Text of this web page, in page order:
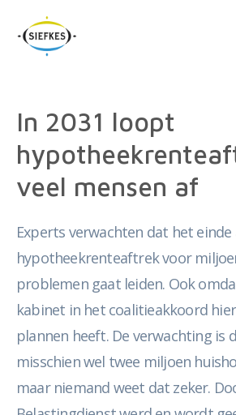
In 2031 loopt
veel mensen af
Experts verwachten dat het einde
hypotheekrenteaftrek voor
problemen gaat leiden. Ook
kabinet in het coalitieakkoord
plannen heeft. De verwachting is
misschien wel twee miljoen
maar niemand weet dat zeker.